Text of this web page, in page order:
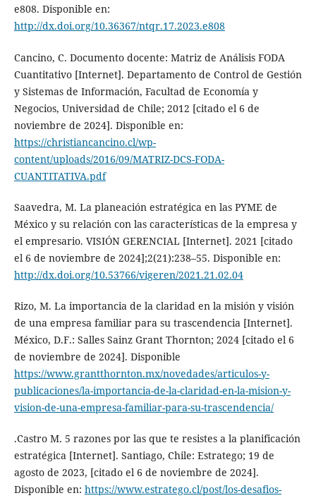
e808. Disponible en:
http://dx.doi.org/10.36367/ntqr.17.2023.e808
Cancino, C. Documento docente: Matriz de Análisis FODA
Cuantitativo [Internet]. Departamento de Control de Gestión
y Sistemas de Información, Facultad de Economía y
Negocios, Universidad de Chile; 2012 [citado el 6 de
noviembre de 2024]. Disponible en:
https://christiancancino.cl/wp-
content/uploads/2016/09/MATRIZ-DCS-FODA-
CUANTITATIVA.pdf
Saavedra, M. La planeación estratégica en las PYME de
México y su relación con las características de la empresa y
el empresario. VISIÓN GERENCIAL [Internet]. 2021 [citado
el 6 de noviembre de 2024];2(21):238–55. Disponible en:
http://dx.doi.org/10.53766/vigeren/2021.21.02.04
Rizo, M. La importancia de la claridad en la misión y visión
de una empresa familiar para su trascendencia [Internet].
México, D.F.: Salles Sainz Grant Thornton; 2024 [citado el 6
de noviembre de 2024]. Disponible
https://www.grantthornton.mx/novedades/articulos-y-
publicaciones/la-importancia-de-la-claridad-en-la-mision-y-
vision-de-una-empresa-familiar-para-su-trascendencia/
.Castro M. 5 razones por las que te resistes a la planificación
estratégica [Internet]. Santiago, Chile: Estratego; 19 de
agosto de 2023, [citado el 6 de noviembre de 2024].
Disponible en: https://www.estratego.cl/post/los-desafios-